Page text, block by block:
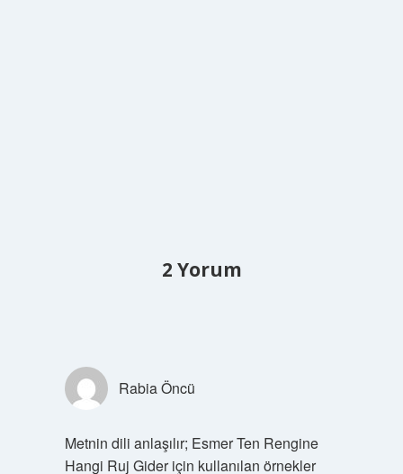
2 Yorum
Rabia Öncü
Metnin dili anlaşılır; Esmer Ten Rengine
Hangi Ruj Gider için kullanılan örnekler